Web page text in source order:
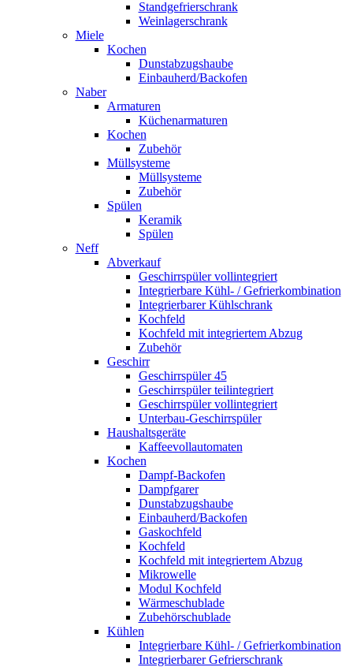
Standgefrierschrank
Weinlagerschrank
Miele
Kochen
Dunstabzugshaube
Einbauherd/Backofen
Naber
Armaturen
Küchenarmaturen
Kochen
Zubehör
Müllsysteme
Müllsysteme
Zubehör
Spülen
Keramik
Spülen
Neff
Abverkauf
Geschirrspüler vollintegriert
Integrierbare Kühl- / Gefrierkombination
Integrierbarer Kühlschrank
Kochfeld
Kochfeld mit integriertem Abzug
Zubehör
Geschirr
Geschirrspüler 45
Geschirrspüler teilintegriert
Geschirrspüler vollintegriert
Unterbau-Geschirrspüler
Haushaltsgeräte
Kaffeevollautomaten
Kochen
Dampf-Backofen
Dampfgarer
Dunstabzugshaube
Einbauherd/Backofen
Gaskochfeld
Kochfeld
Kochfeld mit integriertem Abzug
Mikrowelle
Modul Kochfeld
Wärmeschublade
Zubehörschublade
Kühlen
Integrierbare Kühl- / Gefrierkombination
Integrierbarer Gefrierschrank